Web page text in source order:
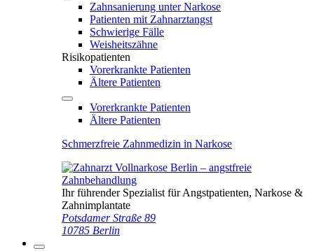
Zahnsanierung unter Narkose
Patienten mit Zahnarztangst
Schwierige Fälle
Weisheitszähne
Risikopatienten
Vorerkrankte Patienten
Ältere Patienten
Vorerkrankte Patienten
Ältere Patienten
Schmerzfreie Zahnmedizin in Narkose
Ihr führender Spezialist für Angstpatienten, Narkose &
Zahnimplantate
Potsdamer Straße 89
10785 Berlin